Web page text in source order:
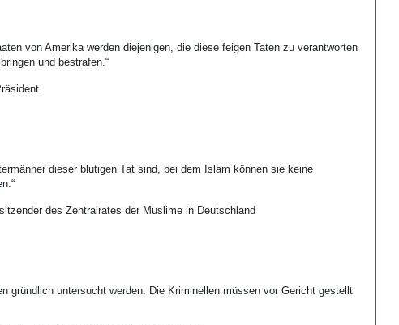
von Amerika werden diejenigen, die diese feigen Taten zu verantworten
und bestrafen.“
dieser blutigen Tat sind, bei dem Islam können sie keine
des Zentralrates der Muslime in Deutschland
gründlich untersucht werden. Die Kriminellen müssen vor Gericht gestellt